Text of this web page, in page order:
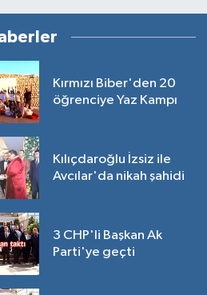
Kırmızı Biber'den 20
öğrenciye Yaz Kampı
Kılıçdaroğlu İzsiz ile
Avcılar'da nikah şahidi
3 CHP'li Başkan Ak
Parti'ye geçti